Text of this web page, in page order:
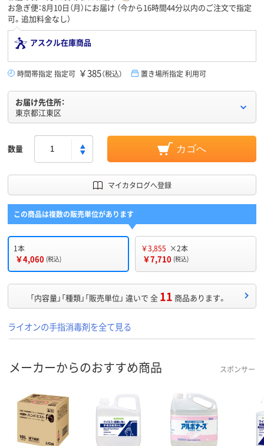
お急ぎ便：8月10日（月）にお届け （今から16時間44分以内のご注文で指定
可。追加料金なし）
アスクル在庫商品
時間帯指定 指定可 ￥385（税込） 置き場所指定 利用可
お届け先住所：
東京都江東区
数量 カゴへ
マイカタログへ登録
この商品は複数の販売単位があります
1本
￥4,060 (税込)
￥3,855 ×2本
￥7,710 (税込)
「内容量」「種類」「販売単位」 違いで 全 11 商品あります。
ライオンの手指消毒剤を全て見る
メーカーからのおすすめ商品 スポンサー